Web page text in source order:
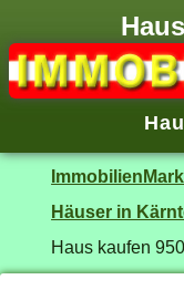
Häuser in
Haus kaufen